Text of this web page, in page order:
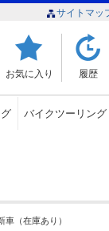
サイトマッ
お気に入り 履歴
バイクツーリング
車（在庫あり）